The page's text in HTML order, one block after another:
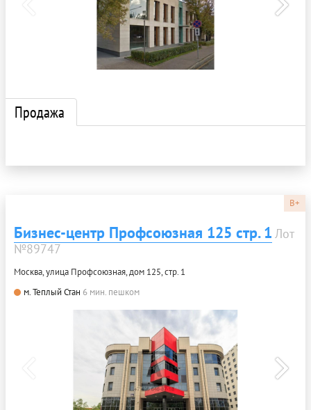
Продажа
B+
Бизнес-центр Профсоюзная 125 стр. 1 Лот
№89747
Москва, улица Профсоюзная, дом 125, стр. 1
м. Теплый Стан 6 мин. пешком